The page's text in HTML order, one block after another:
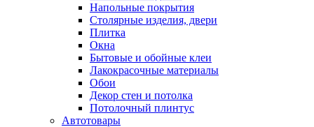
Напольные покрытия
Столярные изделия, двери
Плитка
Окна
Бытовые и обойные клеи
Лакокрасочные материалы
Обои
Декор стен и потолка
Потолочный плинтус
Автотовары